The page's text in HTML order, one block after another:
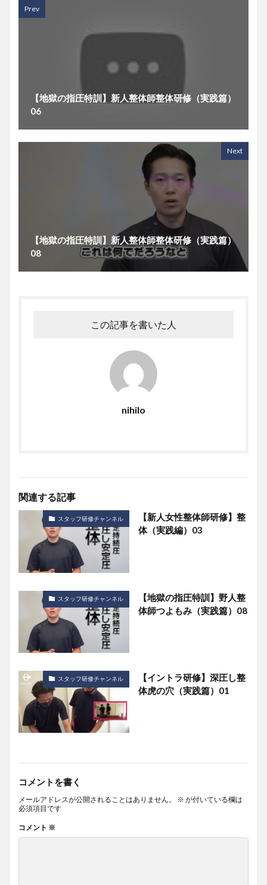
Prev
【地獄の指圧特訓】新人整体師整体研修（実践篇）
06
Next
【地獄の指圧特訓】新人整体師整体研修（実践篇）
08
この記事を書いた人
nihilo
関連する記事
スタッフ研修チャンネル
【新人女性整体師研修】整
体（実践編）03
スタッフ研修チャンネル
【地獄の指圧特訓】野人整
体師つよもみ（実践篇）08
スタッフ研修チャンネル
【イントラ研修】深圧し整
体虎の穴（実践篇）01
コメントを書く
メールアドレスが公開されることはありません。 ※ が付いている欄は
必須項目です
コメント ※